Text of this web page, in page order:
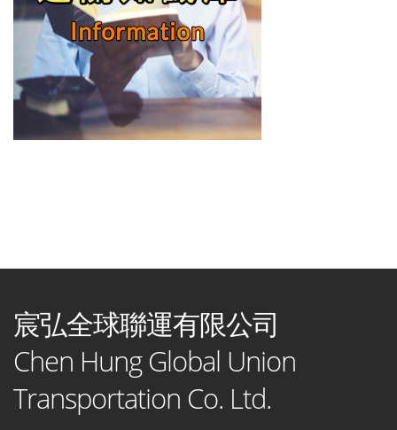
宸弘全球聯運有限公司
Chen Hung Global Union
Transportation Co. Ltd.